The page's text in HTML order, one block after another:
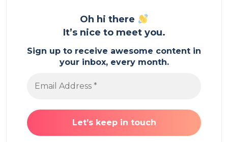
Oh hi there
It’s nice to meet you.
Sign up to receive awesome content in
your inbox, every month.